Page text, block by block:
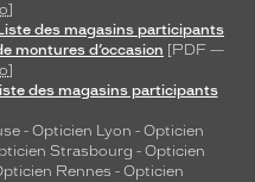
]
des magasins participants
montures d’occasion [PDF —
]
des magasins participants
- Opticien Lyon - Opticien
Strasbourg - Opticien
Rennes - Opticien